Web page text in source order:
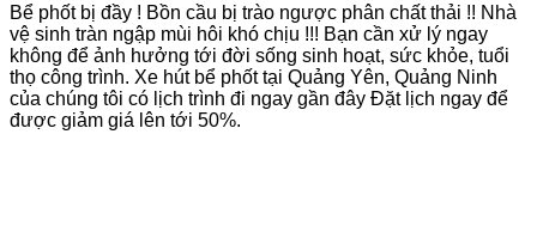
Bể phốt bị đầy ! Bồn cầu bị trào ngược phân chất thải !! Nhà
vệ sinh tràn ngập mùi hôi khó chịu !!! Bạn cần xử lý ngay
không để ảnh hưởng tới đời sống sinh hoạt, sức khỏe, tuổi
thọ công trình. Xe hút bể phốt tại Quảng Yên, Quảng Ninh
của chúng tôi có lịch trình đi ngay gần đây Đặt lịch ngay để
được giảm giá lên tới 50%.